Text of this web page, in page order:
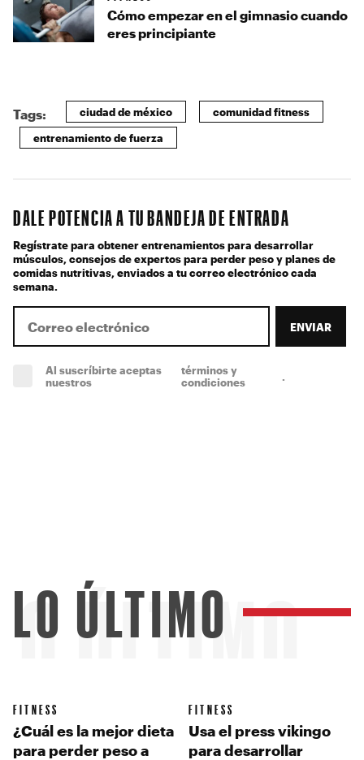
Cómo empezar en el gimnasio cuando
eres principiante
Tags: ciudad de méxico comunidad fitness
entrenamiento de fuerza
DALE POTENCIA A TU BANDEJA DE ENTRADA
Regístrate para obtener entrenamientos para desarrollar
músculos, consejos de expertos para perder peso y planes de
comidas nutritivas, enviados a tu correo electrónico cada
semana.
ENVIAR
Al suscríbirte aceptas
nuestros
términos y
condiciones
ÚLTIMO
LO ÚLTIMO
FITNESS
¿Cuál es la mejor dieta
para perder peso a
FITNESS
Usa el press vikingo
para desarrollar